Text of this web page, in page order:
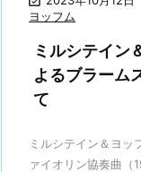
ヨッフム
ミルシテイン
よるブラーム
て
ミルシテイン＆ヨッ
ァイオリン協奏曲（